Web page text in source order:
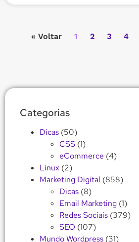
« Voltar 1 2 3 4
Categorias
Dicas (50)
CSS (1)
eCommerce (4)
Linux (2)
Marketing Digital (858)
Dicas (8)
Email Marketing (1)
Redes Sociais (379)
SEO (107)
Mundo Wordpress (31)